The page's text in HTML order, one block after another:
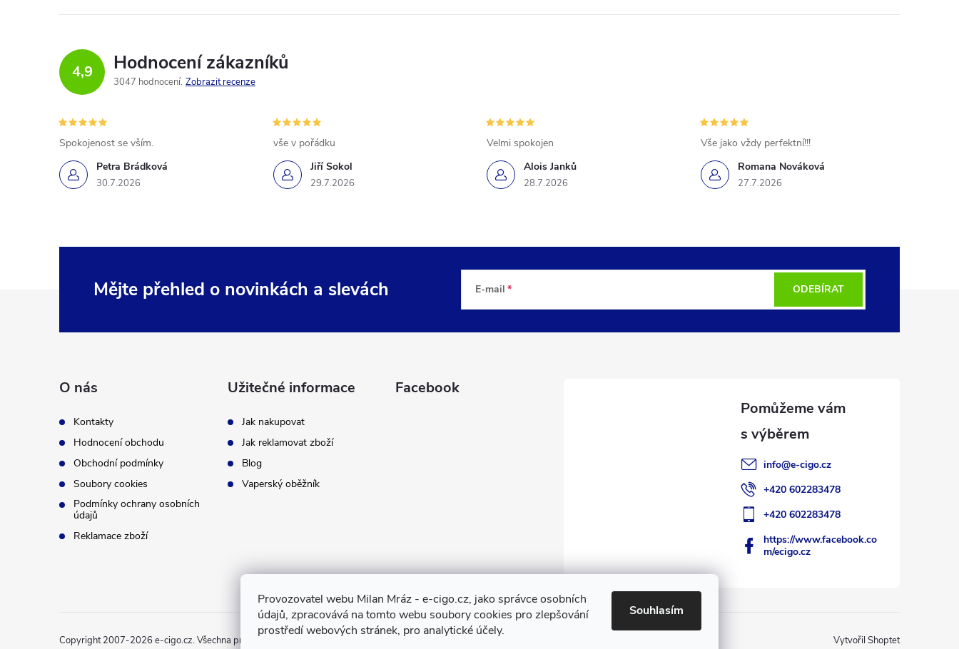
Provozovatel webu Milan Mráz - e-cigo.cz, jako správce osobních
údajů, zpracovává na tomto webu soubory cookies pro zlepšování
prostředí webových stránek, pro analytické účely.
Souhlasím
4,9 Hodnocení zákazníků
3047 hodnocení Zobrazit recenze
Petra Brádková
30.7.2026
Spokojenost se vším.
Jiří Sokol
29.7.2026
vše v pořádku
Alois Janků
28.7.2026
Velmi spokojen
Romana Nováková
27.7.2026
Vše jako vždy perfektní!!!
Mějte přehled o novinkách a slevách E-mail ODEBÍRAT
O nás
Kontakty
Hodnocení obchodu
Obchodní podmínky
Soubory cookies
Podmínky ochrany osobních
údajů
Reklamace zboží
Užitečné informace
Jak nakupovat
Jak reklamovat zboží
Blog
Vaperský oběžník
Facebook
info@e-cigo.cz
+420 602283478
+420 602283478
https://www.facebook.co
m/ecigo.cz
Vytvořil Shoptet
Copyright 2007-2026 e-cigo.cz. Všechna práva vyhrazena.